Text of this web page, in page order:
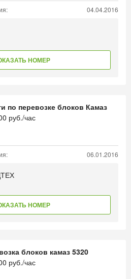
04.04.2016
НОМЕР
по перевозке блоков Камаз
руб./час
06.01.2016
НОМЕР
блоков камаз 5320
руб./час